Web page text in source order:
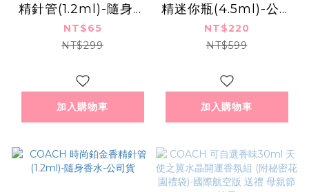
精針管(1.2ml)-隨身針
管香水-百貨公司貨
NT$65
NT$299
加入購物車
精迷你瓶(4.5ml)-公司
貨
NT$220
NT$599
加入購物車